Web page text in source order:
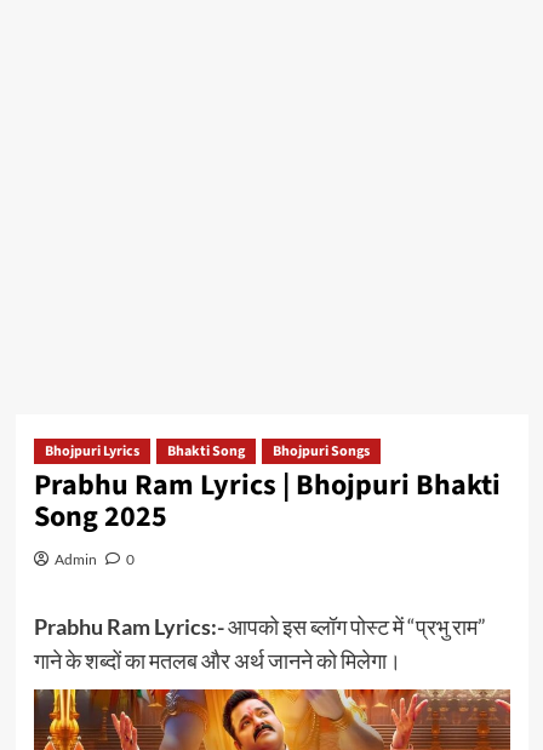
Bhojpuri Lyrics Bhakti Song Bhojpuri Songs
Prabhu Ram Lyrics | Bhojpuri Bhakti
Song 2025
Admin 0
Prabhu Ram Lyrics:-आपको इस ब्लॉग पोस्ट में “प्रभु राम”
गाने के शब्दों का मतलब और अर्थ जानने को मिलेगा।